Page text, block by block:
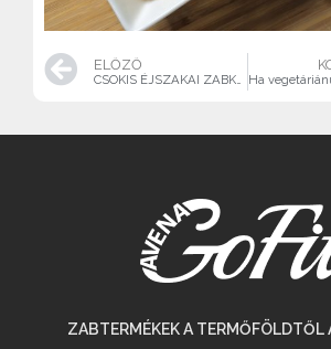
ELŐZŐ
CSOKIS ÉJSZAKAI ZABKÁSA GLUTÉNMENTESEN, VEGÁN
ZABTERMÉKEK A TERMŐFÖLDTŐL